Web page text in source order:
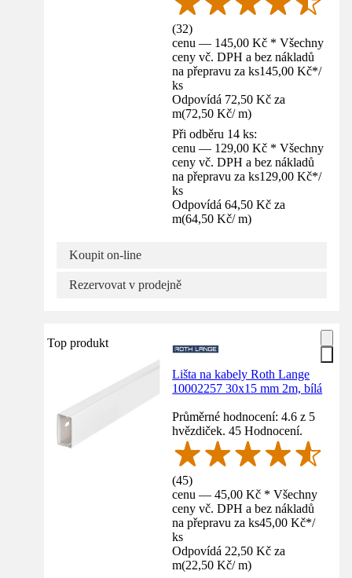
(32)
cenu — 145,00 Kč * Všechny
ceny vč. DPH a bez nákladů
na přepravu za ks145,00 Kč*/
ks
Odpovídá 72,50 Kč za
m(72,50 Kč/ m)
Při odběru 14 ks:
cenu — 129,00 Kč * Všechny
ceny vč. DPH a bez nákladů
na přepravu za ks129,00 Kč*/
ks
Odpovídá 64,50 Kč za
m(64,50 Kč/ m)
Koupit on-line
Rezervovat v prodejně
Top produkt
Lišta na kabely Roth Lange
10002257 30x15 mm 2m, bílá
Průměrné hodnocení: 4.6 z 5
hvězdiček. 45 Hodnocení.
(45)
cenu — 45,00 Kč * Všechny
ceny vč. DPH a bez nákladů
na přepravu za ks45,00 Kč*/
ks
Odpovídá 22,50 Kč za
m(22,50 Kč/ m)